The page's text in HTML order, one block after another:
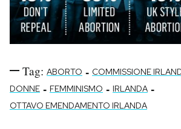
Tag: ABORTO - COMMISSIONE
DONNE - FEMMINISMO - IRLANDA -
OTTAVO EMENDAMENTO IRLANDA